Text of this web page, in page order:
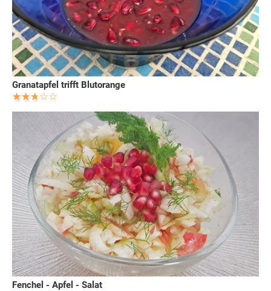
Granatapfel trifft Blutorange
Fenchel - Apfel - Salat